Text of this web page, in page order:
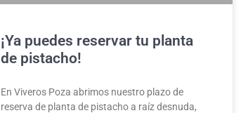
¡Ya puedes reservar tu planta
de pistacho!
En Viveros Poza abrimos nuestro plazo de
reserva de planta de pistacho a raíz desnuda,